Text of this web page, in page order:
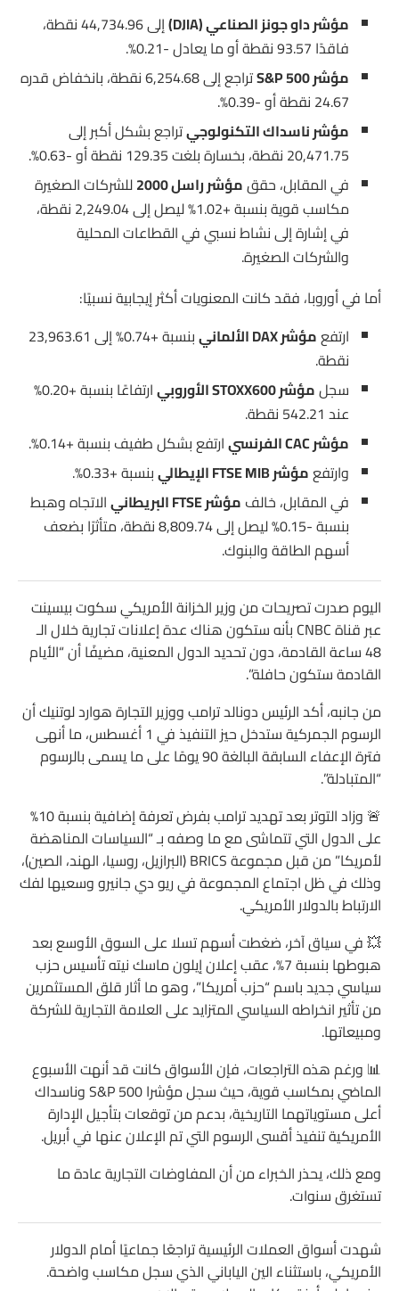
مؤشر داو جونز الصناعي (DJIA)
إلى 44,734.96 نقطة،
فاقدًا 93.57 نقطة أو ما يعادل -0.21%.
مؤشر S&P 500
تراجع إلى 6,254.68 نقطة، بانخفاض قدره
24.67 نقطة أو -0.39%.
مؤشر ناسداك التكنولوجيتراجع بشكل أكبر إلى
20,471.75 نقطة، بخسارة بلغت 129.35 نقطة أو -0.63%.
في المقابل، حققمؤشر راسل 2000
للشركات الصغيرة
مكاسب قوية بنسبة +1.02% ليصل إلى 2,249.04 نقطة،
في إشارة إلى نشاط نسبي في القطاعات المحلية
والشركات الصغيرة.
أما في أوروبا، فقد كانت المعنويات أكثر إيجابية نسبيًا:
ارتفعمؤشر DAX الألماني
بنسبة +0.74% إلى 23,963.61
نقطة.
سجلمؤشر STOXX600 الأوروبي
ارتفاعًا بنسبة +0.20%
عند 542.21 نقطة.
مؤشر CAC الفرنسي
ارتفع بشكل طفيف بنسبة +0.14%.
وارتفعمؤشر FTSE MIB الإيطالي
بنسبة +0.33%.
في المقابل، خالفمؤشر FTSE البريطاني
الاتجاه وهبط
بنسبة -0.15% ليصل إلى 8,809.74 نقطة، متأثرًا بضعف
أسهم الطاقة والبنوك.
اليوم صدرت تصريحات من وزير الخزانة الأمريكي سكوت بيسينت
عبر قناة CNBC بأنه ستكون هناك عدة إعلانات تجارية خلال الـ
48 ساعة القادمة، دون تحديد الدول المعنية، مضيفًا أن “الأيام
القادمة ستكون حافلة”.
من جانبه، أكد الرئيس دونالد ترامب ووزير التجارة هوارد لوتنيك أن
الرسوم الجمركية ستدخل حيز التنفيذ في 1 أغسطس، ما أنهى
فترة الإعفاء السابقة البالغة 90 يومًا على ما يسمى بالرسوم
“المتبادلة”.
🚨 وزاد التوتر بعد تهديد ترامب بفرض تعرفة إضافية بنسبة 10%
على الدول التي تتماشى مع ما وصفه بـ “السياسات المناهضة
لأمريكا” من قبل مجموعة BRICS (البرازيل، روسيا، الهند، الصين)،
وذلك في ظل اجتماع المجموعة في ريو دي جانيرو وسعيها لفك
الارتباط بالدولار الأمريكي.
💥 في سياق آخر، ضغطت أسهم تسلا على السوق الأوسع بعد
هبوطها بنسبة 7%، عقب إعلان إيلون ماسك نيته تأسيس حزب
سياسي جديد باسم “حزب أمريكا”، وهو ما أثار قلق المستثمرين
من تأثير انخراطه السياسي المتزايد على العلامة التجارية للشركة
ومبيعاتها.
📊 ورغم هذه التراجعات، فإن الأسواق كانت قد أنهت الأسبوع
الماضي بمكاسب قوية، حيث سجل مؤشرا S&P 500 وناسداك
أعلى مستوياتهما التاريخية، بدعم من توقعات بتأجيل الإدارة
الأمريكية تنفيذ أقسى الرسوم التي تم الإعلان عنها في أبريل.
ومع ذلك، يحذر الخبراء من أن المفاوضات التجارية عادة ما
تستغرق سنوات.
شهدت أسواق العملات الرئيسية تراجعًا جماعيًا أمام الدولار
الأمريكي، باستثناء الين الياباني الذي سجل مكاسب واضحة.